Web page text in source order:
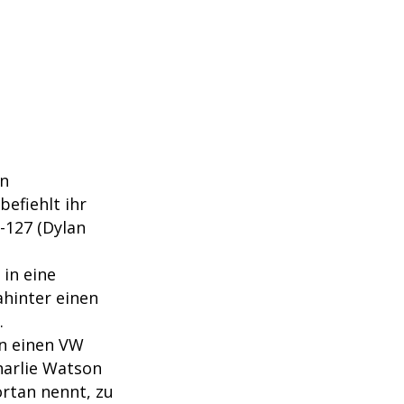
ihr
(Dylan
eine
einen
einen VW
Watson
nennt, zu